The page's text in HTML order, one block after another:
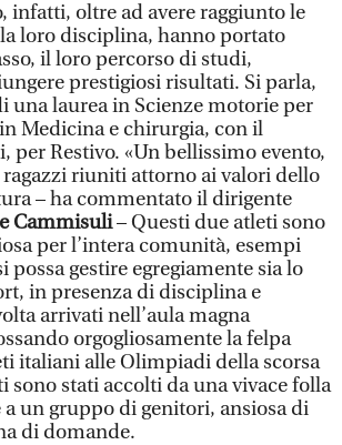
infatti, oltre ad avere raggiunto le
loro disciplina, hanno portato
il loro percorso di studi,
prestigiosi risultati. Si parla,
una laurea in Scienze motorie per
Medicina e chirurgia, con il
per Restivo. «Un bellissimo evento,
ragazzi riuniti attorno ai valori dello
– ha commentato il dirigente
Cammisuli– Questi due atleti sono
per l’intera comunità, esempi
possa gestire egregiamente sia lo
in presenza di disciplina e
arrivati nell’aula magna
orgogliosamente la felpa
italiani alle Olimpiadi della scorsa
sono stati accolti da una vivace folla
un gruppo di genitori, ansiosa di
di domande.